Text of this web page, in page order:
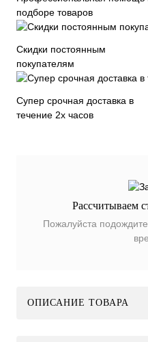
подборе товаров
Скидки постоянным
покупателям
Супер срочная доставка в
течение 2х часов
Рассчитываем
Пожалуйста
ОПИСАНИЕ ТОВАРА